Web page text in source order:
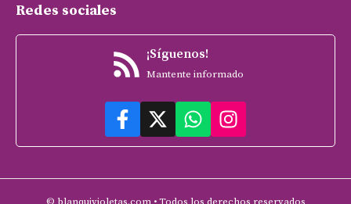
Redes sociales
¡Síguenos!
Mantente informado
© blanquivioletas.com • Todos los derechos reservados